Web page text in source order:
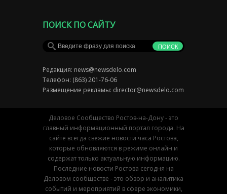
ПОИСК ПО САЙТУ
Редакция: news@newsdelo.com
Телефон: (863) 201-76-06
Размещение рекламы: director@newsdelo.com
Деловое Сообщество Ростов-на-Дону - это
главный информационный портал города. На
сайте всегда свежие новости часа Ростова,
которые обновляются в режиме онлайн и
содержат только актуальную информацию.
Последние новости Ростова сегодня на
Деловом сообществе - это обзор и аналитика
событий и мероприятий в сфере экономики,